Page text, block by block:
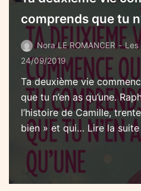
comprends que tu
Nora LE ROMANCER
Les
24/09/2019
Ta deuxième vie
que tu n’en as qu’une.
l’histoire de Camille,
bien » et qui… Lire la suite